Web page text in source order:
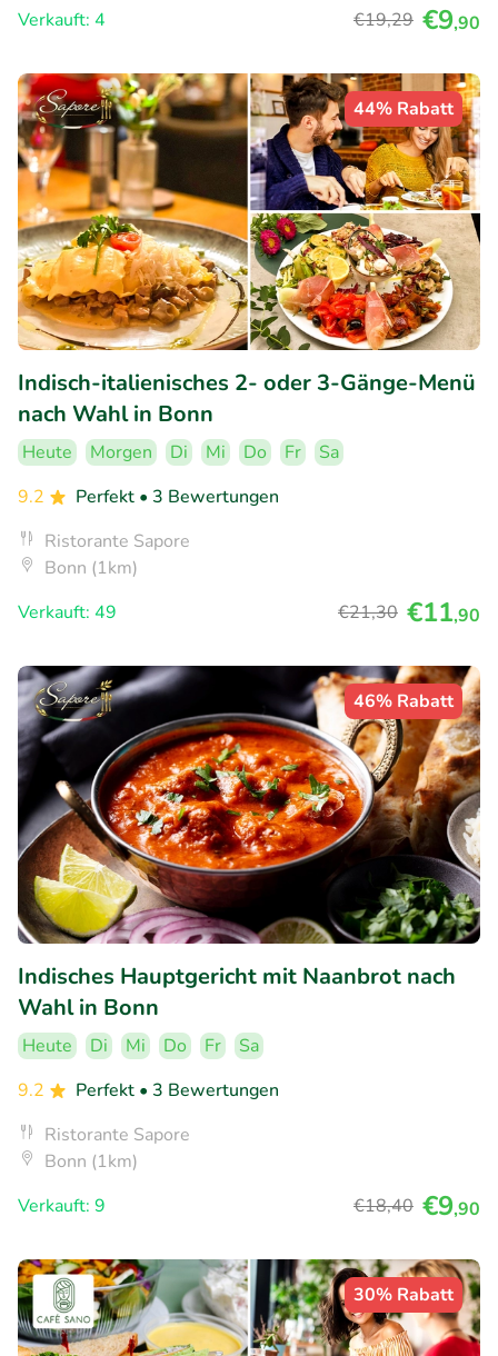
Verkauft: 4
€19,29 €9,90
44% Rabatt
Indisch-italienisches 2- oder 3-Gänge-Menü
nach Wahl in Bonn
Heute Morgen Di Mi Do Fr
Sa
9.2
Perfekt • 3 Bewertungen
Ristorante Sapore
Bonn (1km)
Verkauft: 49
€21,30 €11,90
46% Rabatt
Indisches Hauptgericht mit Naanbrot nach
Wahl in Bonn
Heute Di Mi Do Fr
Sa
9.2
Perfekt • 3 Bewertungen
Ristorante Sapore
Bonn (1km)
Verkauft: 9
€18,40 €9,90
30% Rabatt